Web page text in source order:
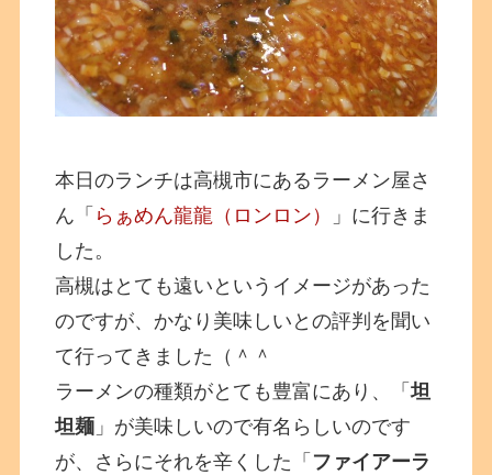
本日のランチは高槻市にあるラーメン屋さ
ん「 らぁめん龍龍（ロンロン）
」に行きま
した。
高槻はとても遠いというイメージがあった
のですが、かなり美味しいとの評判を聞い
て行ってきました（＾＾
ラーメンの種類がとても豊富にあり、「坦
坦麺 」が美味しいので有名らしいのです
が、さらにそれを辛くした「 ファイアーラ